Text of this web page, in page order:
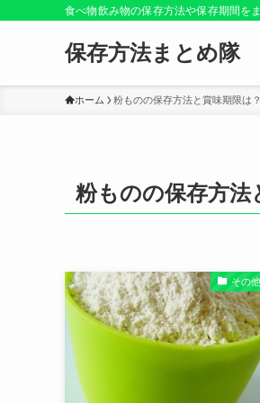
食べ物飲み物の保存方法や保存期間を
保存方法まとめ隊
ホーム 粉ものの保存方法と賞味期限は？
粉ものの保存方法
その